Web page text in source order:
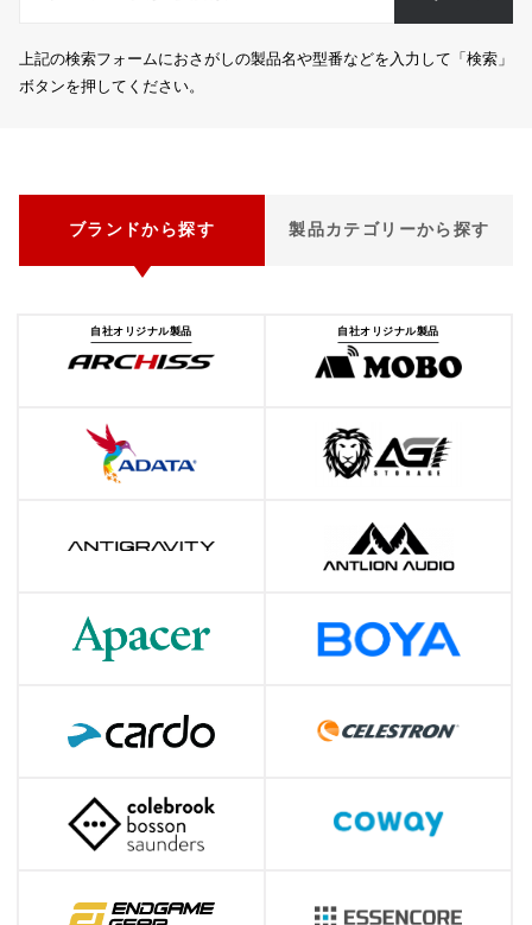
上記の検索フォームにおさがしの製品名や型番などを入力して「検索」
ボタンを押してください。
ブランドから探す 製品カテゴリーから探す
自社オリジナル製品 自社オリジナル製品